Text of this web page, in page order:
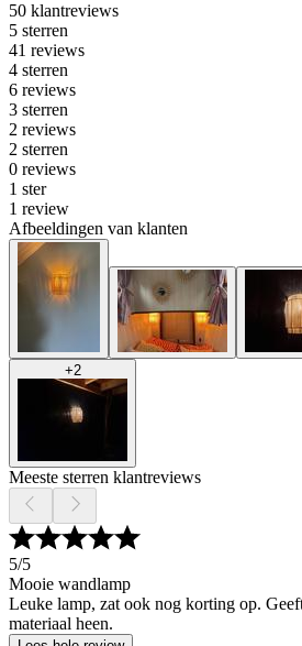
50 klantreviews
5 sterren
41 reviews
4 sterren
6 reviews
3 sterren
2 reviews
2 sterren
0 reviews
1 ster
1 review
Afbeeldingen van klanten
+2
Meeste sterren klantreviews
5/5
Mooie wandlamp
Leuke lamp, zat ook nog korting op.
materiaal heen.